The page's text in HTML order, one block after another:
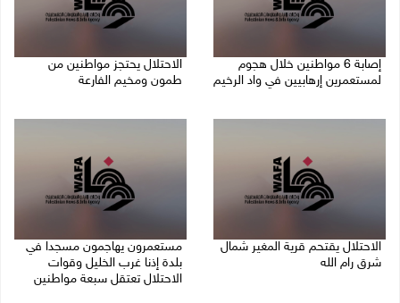
إصابة 6 مواطنين خلال هجوم
لمستعمرين إرهابيين في واد الرخيم
الاحتلال يحتجز مواطنين من
طمون ومخيم الفارعة
الاحتلال يقتحم قرية المغير شمال
شرق رام الله
مستعمرون يهاجمون مسجدا في
بلدة إذنا غرب الخليل وقوات
الاحتلال تعتقل سبعة مواطنين